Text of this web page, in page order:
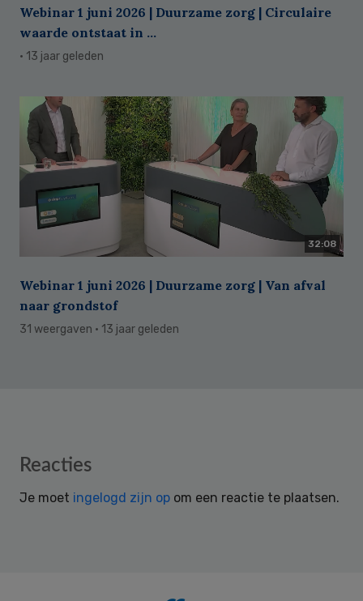
Webinar 1 juni 2026 | Duurzame zorg | Circulaire
waarde ontstaat in ...
· 13 jaar geleden
32:08
Webinar 1 juni 2026 | Duurzame zorg | Van afval
naar grondstof
31 weergaven · 13 jaar geleden
Reader
Reacties
Je moet ingelogd zijn op om een reactie te plaatsen.